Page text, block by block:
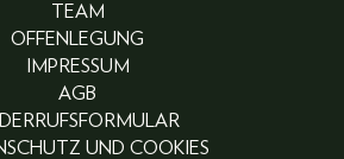
TEAM
OFFENLEGUNG
IMPRESSUM
AGB
UND COOKIES